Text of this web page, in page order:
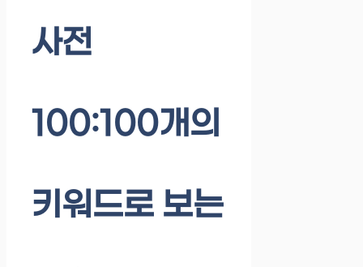
사전
100:100개의
키워드로 보는